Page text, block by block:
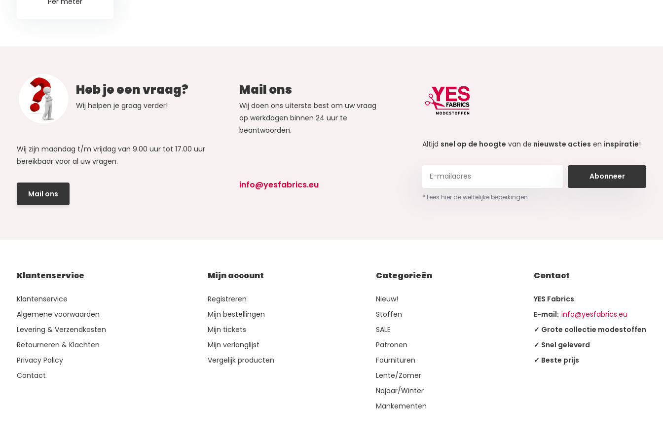
Heb je een vraag?
Wij helpen je graag verder!
Wij zijn maandag t/m vrijdag van 9.00 uur tot 17.00 uur
bereikbaar voor al uw vragen.
Mail ons
Mail ons
Wij doen ons uiterste best om uw vraag
op werkdagen binnen 24 uur te
beantwoorden.
info@yesfabrics.eu
Altijd snel op de hoogte van de nieuwste acties en inspiratie!
Abonneer
* Lees hier de wettelijke beperkingen
Klantenservice
Klantenservice
Algemene voorwaarden
Levering & Verzendkosten
Retourneren & Klachten
Privacy Policy
Contact
Mijn account
Registreren
Mijn bestellingen
Mijn tickets
Mijn verlanglijst
Vergelijk producten
Categorieën
Nieuw!
Stoffen
SALE
Patronen
Fournituren
Lente/Zomer
Najaar/Winter
Mankementen
Contact
YES Fabrics
E-mail: info@yesfabrics.eu
✓ Grote collectie modestoffen
✓ Snel geleverd
✓ Beste prijs